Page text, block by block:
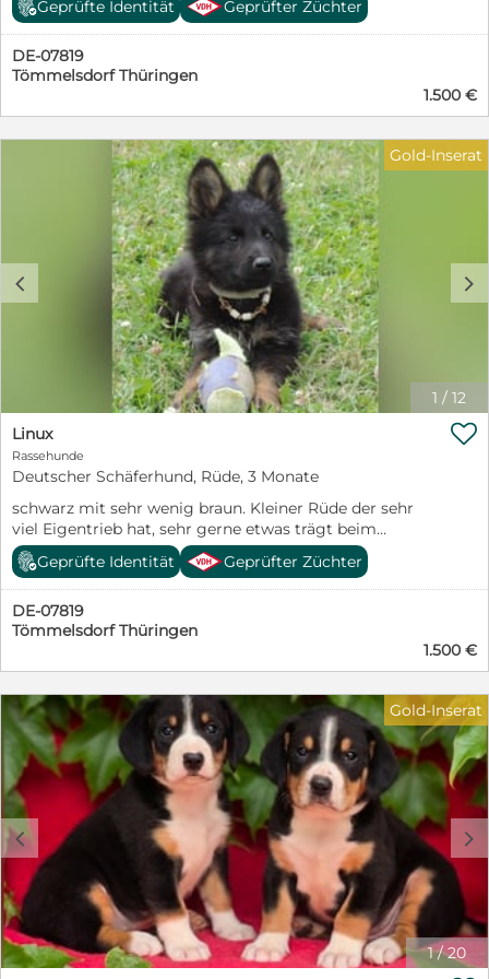
Geprüfte Identität Geprüfter Züchter
DE-07819
Tömmelsdorf Thüringen
1.500 €
1 / 12
c d
Gold-Inserat
Linux
Rassehunde
Deutscher Schäferhund, Rüde, 3 Monate
schwarz mit sehr wenig braun. Kleiner Rüde der sehr
viel Eigentrieb hat, sehr gerne etwas trägt beim
Spaziergang und zu seinen Geschwistern recht viel
dominanz zeigt. Sehr gutes Spielverhalten und absolute
Trittsicherheit, unbefangen, freundlich und offen.

Geprüfte Identität Geprüfter Züchter
DE-07819
Tömmelsdorf Thüringen
1.500 €
1/20
c d
Gold-Inserat